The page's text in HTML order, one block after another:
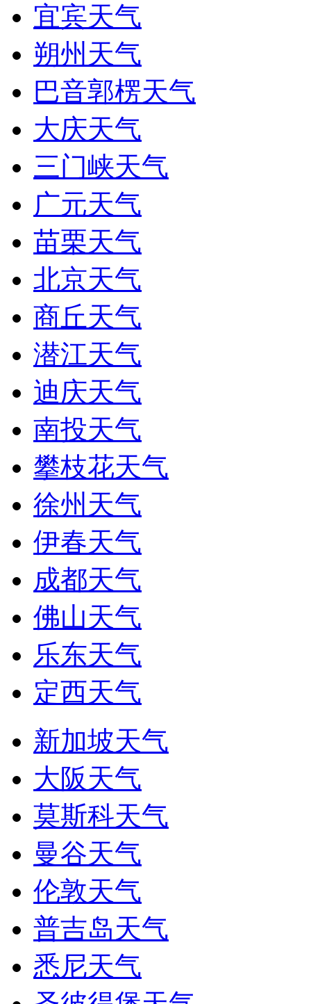
宜宾天气
朔州天气
巴音郭楞天气
大庆天气
三门峡天气
广元天气
苗栗天气
北京天气
商丘天气
潜江天气
迪庆天气
南投天气
攀枝花天气
徐州天气
伊春天气
成都天气
佛山天气
乐东天气
定西天气
新加坡天气
大阪天气
莫斯科天气
曼谷天气
伦敦天气
普吉岛天气
悉尼天气